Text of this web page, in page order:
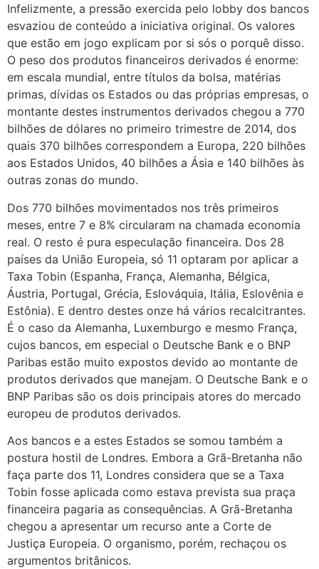
Infelizmente, a pressão exercida pelo lobby dos bancos
esvaziou de conteúdo a iniciativa original. Os valores
que estão em jogo explicam por si sós o porquê disso.
O peso dos produtos financeiros derivados é enorme:
em escala mundial, entre títulos da bolsa, matérias
primas, dívidas os Estados ou das próprias empresas, o
montante destes instrumentos derivados chegou a 770
bilhões de dólares no primeiro trimestre de 2014, dos
quais 370 bilhões correspondem a Europa, 220 bilhões
aos Estados Unidos, 40 bilhões a Ásia e 140 bilhões às
outras zonas do mundo.
Dos 770 bilhões movimentados nos três primeiros
meses, entre 7 e 8% circularam na chamada economia
real. O resto é pura especulação financeira. Dos 28
países da União Europeia, só 11 optaram por aplicar a
Taxa Tobin (Espanha, França, Alemanha, Bélgica,
Áustria, Portugal, Grécia, Eslováquia, Itália, Eslovênia e
Estônia). E dentro destes onze há vários recalcitrantes.
É o caso da Alemanha, Luxemburgo e mesmo França,
cujos bancos, em especial o Deutsche Bank e o BNP
Paribas estão muito expostos devido ao montante de
produtos derivados que manejam. O Deutsche Bank e o
BNP Paribas são os dois principais atores do mercado
europeu de produtos derivados.
Aos bancos e a estes Estados se somou também a
postura hostil de Londres. Embora a Grã-Bretanha não
faça parte dos 11, Londres considera que se a Taxa
Tobin fosse aplicada como estava prevista sua praça
financeira pagaria as consequências. A Grã-Bretanha
chegou a apresentar um recurso ante a Corte de
Justiça Europeia. O organismo, porém, rechaçou os
argumentos britânicos.